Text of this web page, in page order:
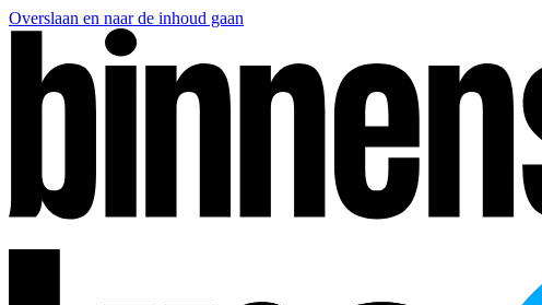
Overslaan en naar de inhoud gaan